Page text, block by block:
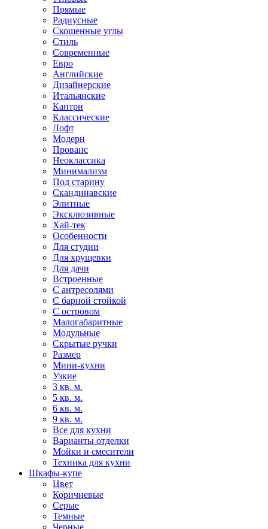
Прямые
Радиусные
Скошенные углы
Стиль
Современные
Евро
Английские
Дизайнерские
Итальянские
Кантри
Классические
Лофт
Модерн
Прованс
Неоклассика
Минимализм
Под старину
Скандинавские
Элитные
Эксклюзивные
Хай-тек
Особенности
Для студии
Для хрущевки
Для дачи
Встроенные
С антресолями
С барной стойкой
С островом
Малогабаритные
Модульные
Скрытые ручки
Размер
Мини-кухни
Узкие
3 кв. м.
5 кв. м.
6 кв. м.
9 кв. м.
Все для кухни
Варианты отделки
Мойки и смесители
Техника для кухни
Шкафы-купе
Цвет
Коричневые
Серые
Темные
Черные